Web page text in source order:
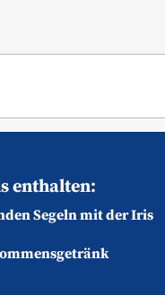
enthalten:
Segeln mit der Iris